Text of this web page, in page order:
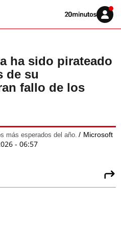
Volver
Iniciar
sesión
ha sido pirateado
de su
fallo de los
más esperados del año. Microsoft
- 06:57